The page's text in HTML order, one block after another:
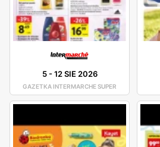
5-12 SIE 2026
GAZETKA INTERMARCHE SUPER